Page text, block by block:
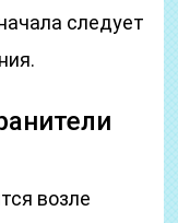
следует
возле